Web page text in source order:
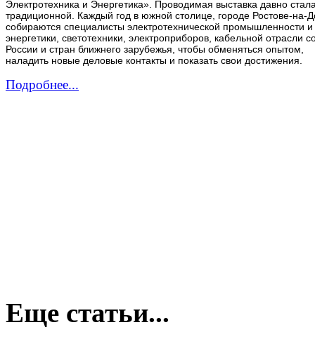
Электротехника и Энергетика». Проводимая выставка давно
традиционной. Каждый год в южной столице, городе Ростове-на-
собираются специалисты электротехнической промышленности и
энергетики, светотехники, электроприборов, кабельной отрасли
России и стран ближнего зарубежья, чтобы обменяться опытом,
наладить новые деловые контакты и показать свои достижения.
Подробнее...
Еще статьи...